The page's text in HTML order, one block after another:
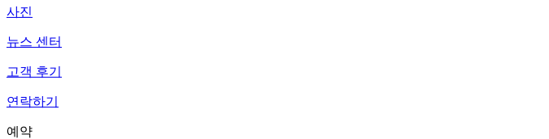
사진
뉴스 센터
고객 후기
연락하기
예약